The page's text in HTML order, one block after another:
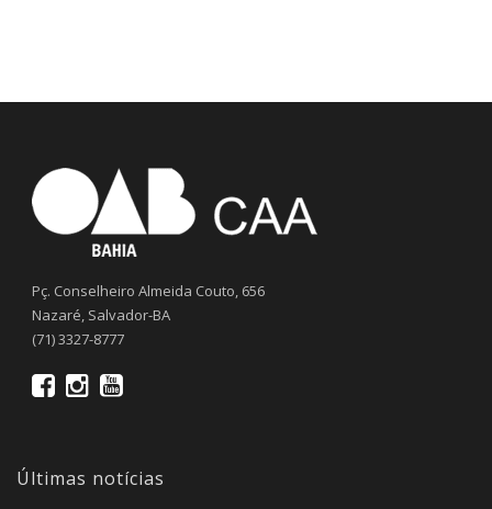
Pç. Conselheiro Almeida Couto, 656
Nazaré, Salvador-BA
(71) 3327-8777
Últimas notícias